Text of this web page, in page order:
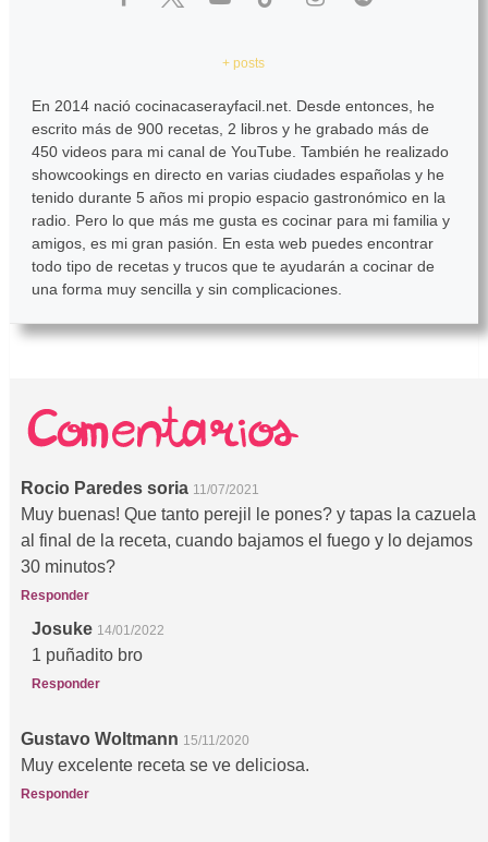
+ posts
En 2014 nació cocinacaserayfacil.net. Desde entonces, he
escrito más de 900 recetas, 2 libros y he grabado más de
450 videos para mi canal de YouTube. También he realizado
showcookings en directo en varias ciudades españolas y he
tenido durante 5 años mi propio espacio gastronómico en la
radio. Pero lo que más me gusta es cocinar para mi familia y
amigos, es mi gran pasión. En esta web puedes encontrar
todo tipo de recetas y trucos que te ayudarán a cocinar de
una forma muy sencilla y sin complicaciones.
Rocio Paredes soria 11/07/2021
Muy buenas! Que tanto perejil le pones? y tapas la cazuela
al final de la receta, cuando bajamos el fuego y lo dejamos
30 minutos?
Responder
Josuke 14/01/2022
1 puñadito bro
Responder
Gustavo Woltmann 15/11/2020
Muy excelente receta se ve deliciosa.
Responder